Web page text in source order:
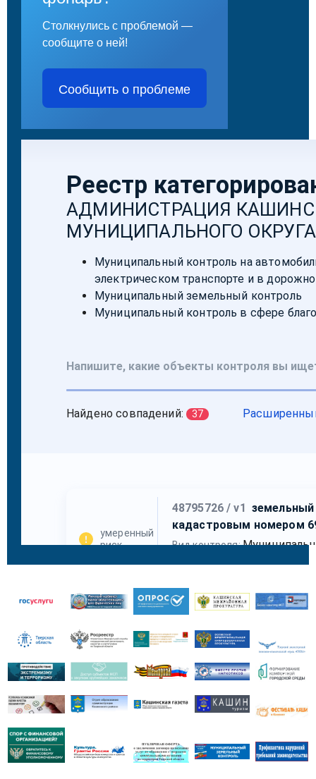
Столкнулись с проблемой —
сообщите о ней!
Сообщить о проблеме